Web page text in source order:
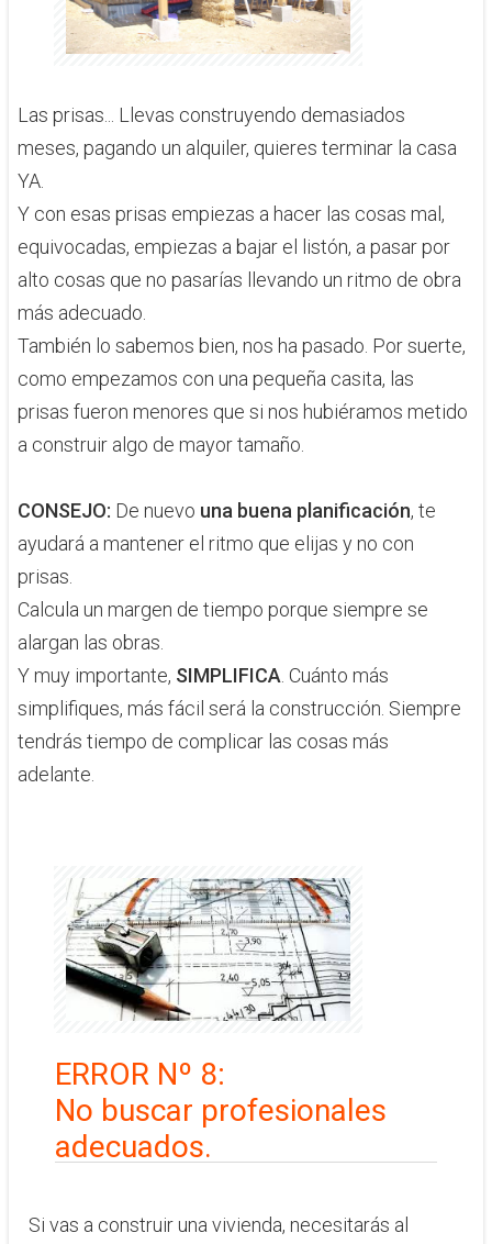
​Las prisas... Llevas construyendo demasiados
meses, pagando un alquiler, quieres terminar la casa
YA.
Y con esas prisas empiezas a hacer las cosas mal,
equivocadas, empiezas a bajar el listón, a pasar por
alto cosas que no pasarías llevando un ritmo de obra
más adecuado.
También lo sabemos bien, nos ha pasado. Por suerte,
como empezamos con una pequeña casita, las
prisas fueron menores que si nos hubiéramos metido
a construir algo de mayor tamaño.
CONSEJO: De nuevo una buena planificación, te
ayudará a mantener el ritmo que elijas y no con
prisas.
Calcula un margen de tiempo porque siempre se
alargan las obras.
Y muy importante, SIMPLIFICA . Cuánto más
simplifiques, más fácil será la construcción. Siempre
tendrás tiempo de complicar las cosas más
adelante.​
ERROR Nº 8:
​​No buscar profesionales
adecuados.
Si vas a construir una vivienda, necesitarás al